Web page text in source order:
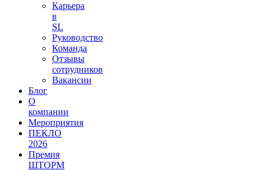
Карьера
в
SL
Руководство
Команда
Отзывы
сотрудников
Вакансии
Блог
О
компании
Мероприятия
ПЕКЛО
2026
Премия
ШТОРМ